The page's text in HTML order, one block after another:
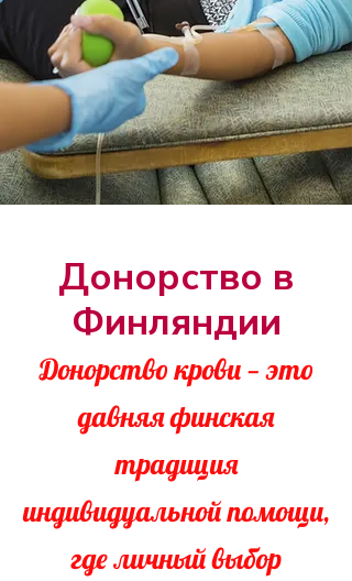
Донорство в
Финляндии
Донорство крови — это
давняя финская
традиция
индивидуальной помощи,
где личный выбор